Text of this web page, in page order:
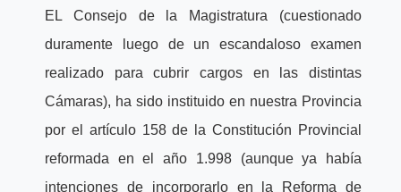
EL Consejo de la Magistratura (cuestionado
duramente luego de un escandaloso examen
realizado para cubrir cargos en las distintas
Cámaras), ha sido instituido en nuestra Provincia
por el artículo 158 de la Constitución Provincial
reformada en el año 1.998 (aunque ya había
intenciones de incorporarlo en la Reforma de